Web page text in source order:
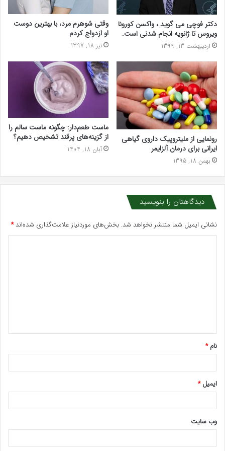
دکتر فوچی می گوید ، واکسن کورونا
ویروس تا ژانویه انجام شدنی است.
اردیبهشت 13, 1399
وقتی شوهرم مرد، با بهترین دوست
او ازدواج کردم
تیر 18, 1397
رونمایی از ملیتروپیک داروی گیاهی
ایرانی برای درمان آلزایمر
بهمن 18, 1395
ماست طعم‌دار: چگونه ماست سالم را
از گزینه‌های پرقند تشخیص دهیم؟
آبان 18, 1404
دیدگاهتان را بنویسید
نشانی ایمیل شما منتشر نخواهد شد. بخش‌های موردنیاز علامت‌گذاری شده‌اند*
*
نام*
ایمیل*
وب‌ سایت